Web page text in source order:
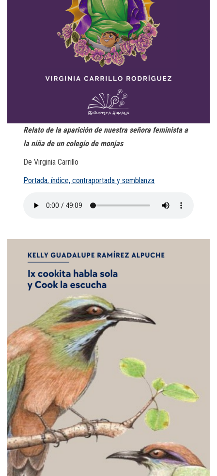
Relato de la aparición de nuestra señora feminista a
la niña de un colegio de monjas
De Virginia Carrillo
Portada, índice, contraportada y semblanza